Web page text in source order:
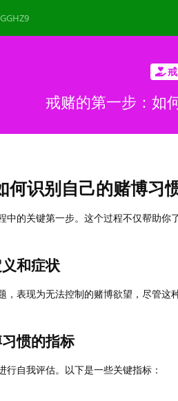
戒赌的第一步：如
何识别自己的赌博习
中的关键第一步。这个过程不仅帮助你
和症状
，表现为无法控制的赌博欲望，尽管
惯的指标
自我评估。以下是一些关键指标：